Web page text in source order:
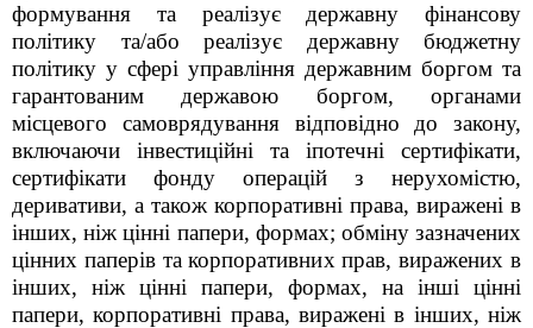
формування та реалізує державну фінансову
політику та/або реалізує державну бюджетну
політику у сфері управління державним боргом та
гарантованим державою боргом, органами
місцевого самоврядування відповідно до закону,
включаючи інвестиційні та іпотечні сертифікати,
сертифікати фонду операцій з нерухомістю,
деривативи, а також корпоративні права, виражені в
інших, ніж цінні папери, формах; обміну зазначених
цінних паперів та корпоративних прав, виражених в
інших, ніж цінні папери, формах, на інші цінні
папери, корпоративні права, виражені в інших, ніж